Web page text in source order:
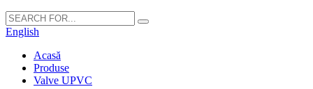
English
Acasă
Produse
Valve UPVC